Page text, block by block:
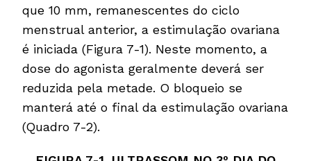
que 10 mm, remanescentes do ciclo
menstrual anterior, a estimulação ovariana
é iniciada (Figura 7-1). Neste momento, a
dose do agonista geralmente deverá ser
reduzida pela metade. O bloqueio se
manterá até o final da estimulação ovariana
(Quadro 7-2).